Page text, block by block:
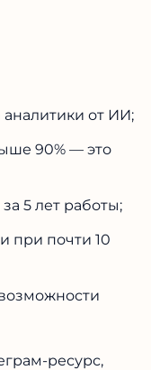
аналитики от ИИ;
90% — это
5 лет работы;
при почти 10
ресурс,